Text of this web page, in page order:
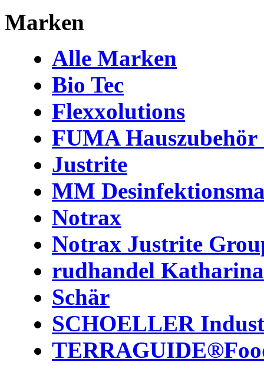
Marken
Alle Marken
Bio Tec
Flexxolutions
FUMA
Justrite
MM
Notrax
Notrax Justrite
rudhandel
Schär
SCHOELLER